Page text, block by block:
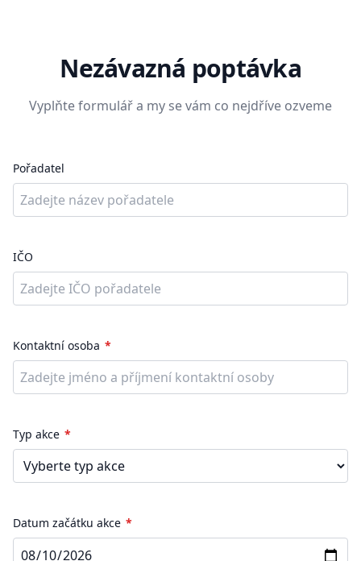
Nezávazná poptávka
Vyplňte formulář a my se vám co nejdříve ozveme
Pořadatel
IČO
Kontaktní osoba
Typ akce
Datum začátku akce